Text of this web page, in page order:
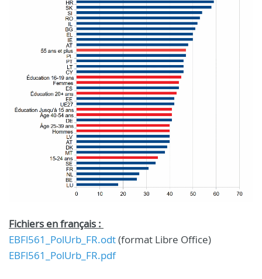
Fichiers en français :
EBFl561_PolUrb_FR.odt(format Libre Office)
EBFl561_PolUrb_FR.pdf